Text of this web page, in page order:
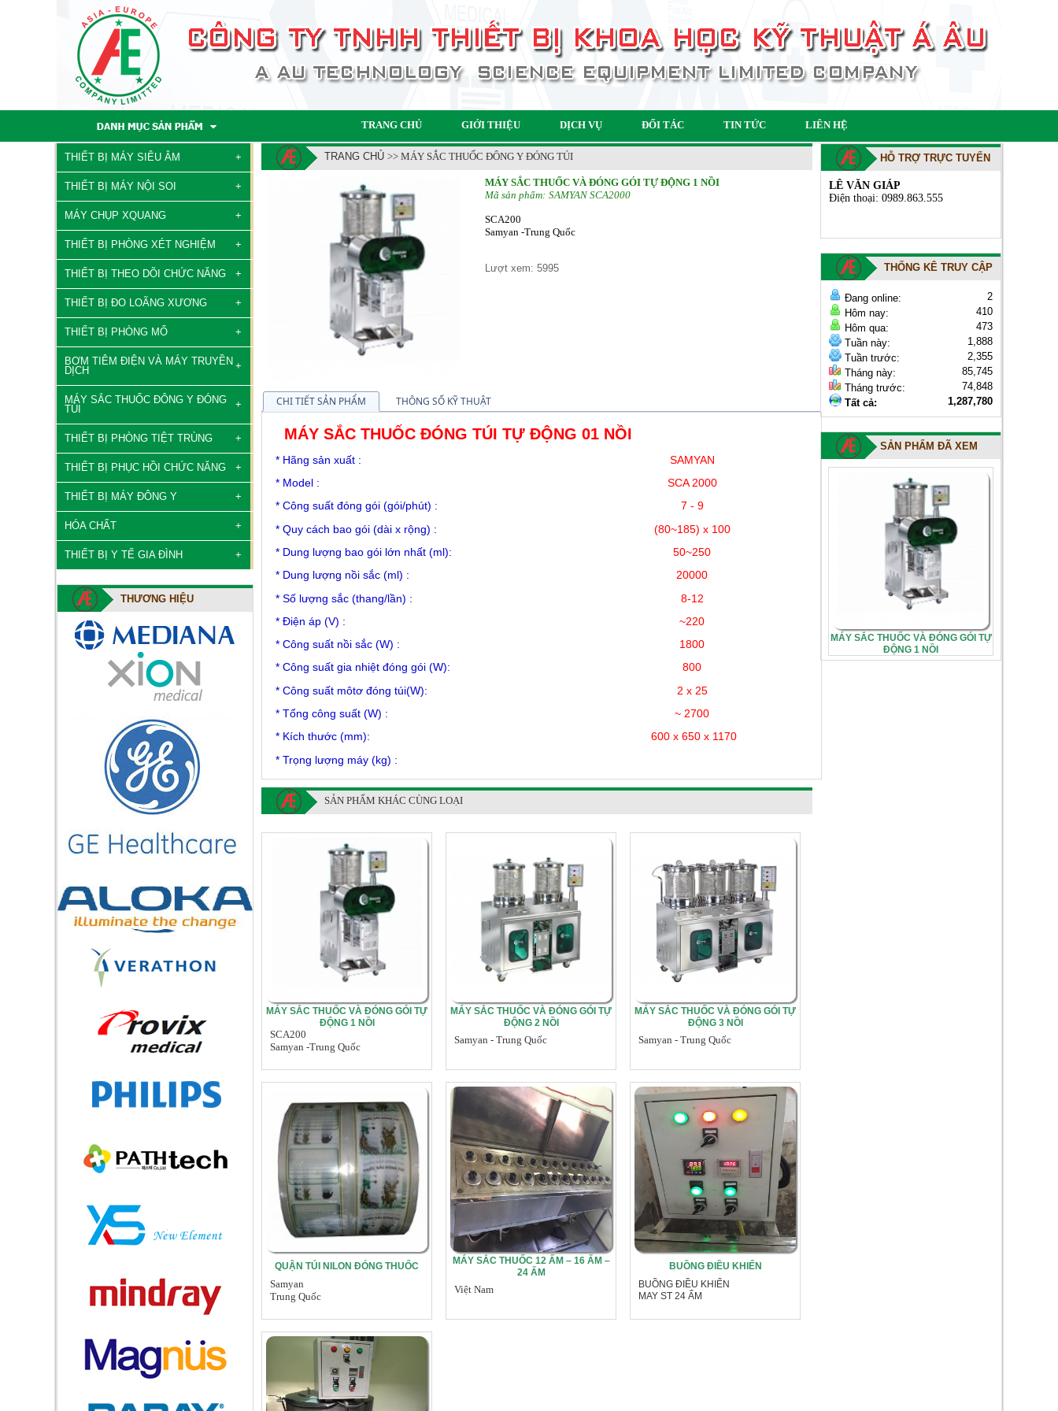
TRANG CHỦ GIỚI THIỆU DỊCH VỤ ĐỐI TÁC TIN TỨC LIÊN HỆ
THIẾT BỊ MÁY SIÊU ÂM
THIẾT BỊ MÁY NỘI SOI
MÁY CHỤP XQUANG
THIẾT BỊ PHÒNG XÉT NGHIỆM
THIẾT BỊ THEO DÕI CHỨC NĂNG
THIẾT BỊ ĐO LOÃNG XƯƠNG
THIẾT BỊ PHÒNG MỔ
BƠM TIÊM ĐIỆN VÀ MÁY TRUYỀN
DỊCH
MÁY SẮC THUỐC ĐÔNG Y ĐÓNG
TÚI
THIẾT BỊ PHÒNG TIỆT TRÙNG
THIẾT BỊ PHỤC HỒI CHỨC NĂNG
THIẾT BỊ MÁY ĐÔNG Y
HÓA CHẤT
THIẾT BỊ Y TẾ GIA ĐÌNH
THƯƠNG HIỆU
TRANG CHỦ >> MÁY SẮC THUỐC ĐÔNG Y ĐÓNG TÚI
MÁY SẮC THUỐC VÀ ĐÓNG GÓI TỰ ĐỘNG 1 NỒI
Mã sản phẩm: SAMYAN SCA2000
SCA200
Samyan -Trung Quốc
Lượt xem:5995
CHI TIẾT SẢN PHẨM THÔNG SỐ KỸ THUẬT
MÁY SẮC THUỐC ĐÓNG TÚI TỰ ĐỘNG 01 NỒI
* Hãng sản xuất :
* Model :
* Công suất đóng gói (gói/phút) :
* Quy cách bao gói (dài x rộng) :
* Dung lượng bao gói lớn nhất (ml):
* Dung lượng nồi sắc (ml) :
* Số lượng sắc (thang/lần) :
* Điện áp (V) :
* Công suất nồi sắc (W) :
* Công suất gia nhiệt đóng gói (W):
* Công suất môtơ đóng túi(W):
* Tổng công suất (W) :
* Kích thước (mm):
* Trọng lượng máy (kg) :
SAMYAN
SCA 2000
7 - 9
(80~185) x 100
50~250
20000
8-12
~220
1800
800
2 x 25
~ 2700
600 x 650 x 1170
SẢN PHẨM KHÁC CÙNG LOẠI
MÁY SẮC THUỐC VÀ ĐÓNG GÓI TỰ
ĐỘNG 1 NỒI
SCA200
Samyan -Trung Quốc
MÁY SẮC THUỐC VÀ ĐÓNG GÓI TỰ
ĐỘNG 2 NỒI
Samyan - Trung Quốc
MÁY SẮC THUỐC VÀ ĐÓNG GÓI TỰ
ĐỘNG 3 NỒI
Samyan - Trung Quốc
QUẬN TÚI NILON ĐÓNG THUỐC
Samyan
Trung Quốc
MÁY SẮC THUỐC 12 ẤM – 16 ẤM –
24 ẤM
Việt Nam
BUỒNG ĐIỀU KHIỂN
BUỒNG ĐIỀU KHIỂN
MAY ST 24 ẤM
HỖ TRỢ TRỰC TUYẾN
LÊ VĂN GIÁP
Điện thoại: 0989.863.555
THỐNG KÊ TRUY CẬP
Đang online:
2
Hôm nay:
410
Hôm qua:
473
Tuần này:
1,888
Tuần trước:
2,355
Tháng này:
85,745
Tháng trước:
74,848
Tất cả:
1,287,780
SẢN PHẨM ĐÃ XEM
MÁY SẮC THUỐC VÀ ĐÓNG GÓI TỰ
ĐỘNG 1 NỒI